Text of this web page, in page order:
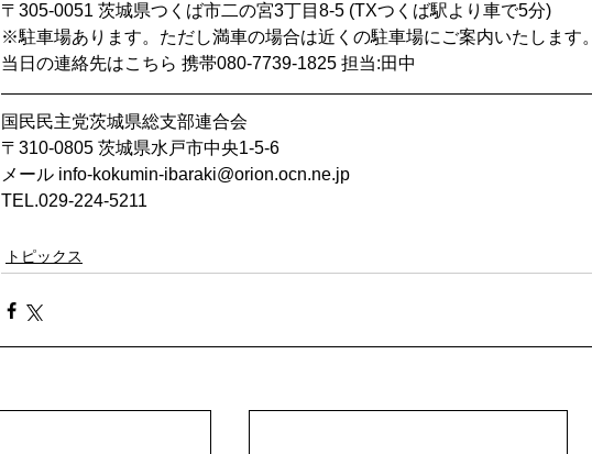
〒305-0051 茨城県つくば市二の宮3丁目8-5 (TXつくば駅より車で5分)
※駐車場あります。ただし満車の場合は近くの駐車場にご案内いたします。
当日の連絡先はこちら 携帯080-7739-1825 担当:田中
国民民主党茨城県総支部連合会
〒310-0805 茨城県水戸市中央1-5-6
メール info-kokumin-ibaraki@orion.ocn.ne.jp
TEL.029-224-5211
トピックス